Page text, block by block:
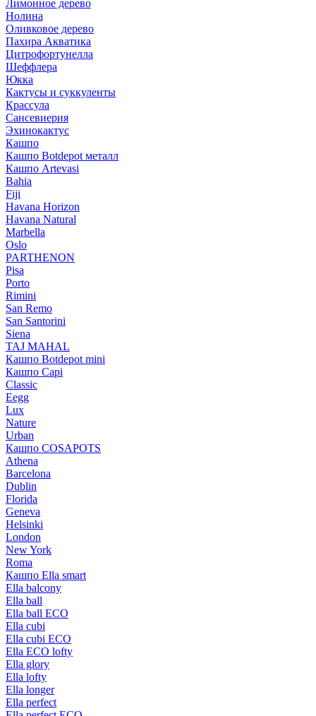
Лимонное дерево
Нолина
Оливковое дерево
Пахира Акватика
Цитрофортунелла
Шеффлера
Юкка
Кактусы и суккуленты
Крассула
Сансевиерия
Эхинокактус
Кашпо
Кашпо Botdepot металл
Кашпо Artevasi
Bahia
Fiji
Havana Horizon
Havana Natural
Marbella
Oslo
PARTHENON
Pisa
Porto
Rimini
San Remo
San Santorini
Siena
TAJ MAHAL
Кашпо Botdepot mini
Кашпо Capi
Classic
Eegg
Lux
Nature
Urban
Кашпо COSAPOTS
Athena
Barcelona
Dublin
Florida
Geneva
Helsinki
London
New York
Roma
Кашпо Ella smart
Ella balcony
Ella ball
Ella ball ECO
Ella cubi
Ella cubi ECO
Ella ECO lofty
Ella glory
Ella lofty
Ella longer
Ella perfect